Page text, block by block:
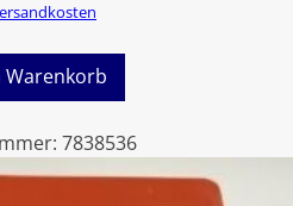
Warenkorb
7838536